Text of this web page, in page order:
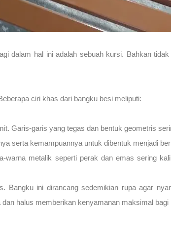
dalam hal ini adalah sebuah kursi. Bahkan
ciri khas dari bangku besi meliputi:
Garis-garis yang tegas dan bentuk geometris
serta kemampuannya untuk dibentuk menjadi
warna metalik seperti perak dan emas sering
ini dirancang sedemikian rupa agar
halus memberikan kenyamanan maksimal bagi